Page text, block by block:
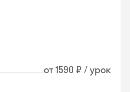
от 1590 ₽ / урок